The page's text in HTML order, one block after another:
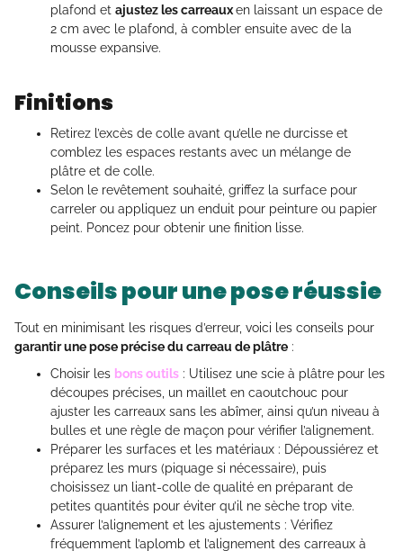
plafond et ajustez les carreauxen laissant un espace de
2 cm avec le plafond, à combler ensuite avec de la
mousse expansive.
Finitions
Retirez l’excès de colle avant qu’elle ne durcisse et
comblez les espaces restants avec un mélange de
plâtre et de colle.
Selon le revêtement souhaité, griffez la surface pour
carreler ou appliquez un enduit pour peinture ou papier
peint. Poncez pour obtenir une finition lisse.
Conseils pour une pose réussie
Tout en minimisant les risques d’erreur, voici les conseils pour
garantir une pose précise du carreau de plâtre :
Choisir les bons outils : Utilisez une scie à plâtre pour les
découpes précises, un maillet en caoutchouc pour
ajuster les carreaux sans les abîmer, ainsi qu’un niveau à
bulles et une règle de maçon pour vérifier l’alignement.
Préparer les surfaces et les matériaux : Dépoussiérez et
préparez les murs (piquage si nécessaire), puis
choisissez un liant-colle de qualité en préparant de
petites quantités pour éviter qu’il ne sèche trop vite.
Assurer l’alignement et les ajustements : Vérifiez
fréquemment l’aplomb et l’alignement des carreaux à